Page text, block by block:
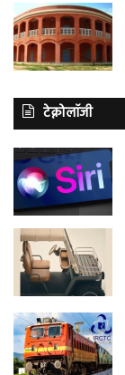
टेक्नोलॉजी